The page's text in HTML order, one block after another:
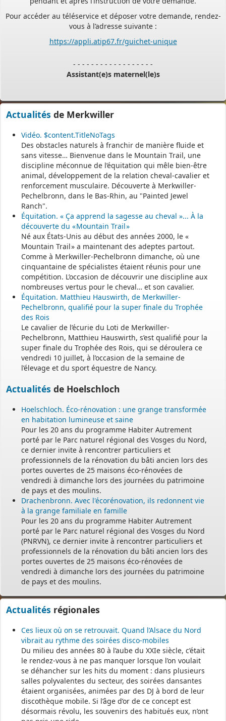
https://appli.atip67.fr/guichet-unique
- - - - - - - - - - - - - - - - - -
et MAM par commune sur le site :https://www.bas-rhin.fr/carte-
assistants-maternels-bas-rhin/
Il est mis à jour tous les vendredis.
Le sitehttps://monenfant.fr/ de la CAF présente les disponibilités
des assistants maternels.
- - - - - - - - - - - - - - - - - -
Le secrétariat est fermé le samedi matin.
Une permanence est assurée par le maire, sur rendez-vous.
Actualités de Merkwiller
Vidéo. $content.TitleNoTags
Des obstacles naturels à franchir de manière fluide et
sans vitesse… Bienvenue dans le Mountain Trail, une
discipline méconnue de l’équitation qui mêle bien-être
animal, développement de la relation cheval-cavalier et
renforcement musculaire. Découverte à Merkwiller-
Pechelbronn, dans le Bas-Rhin, au "Painted Jewel
Ranch".
Équitation. « Ça apprend la sagesse au cheval »... À la
découverte du « Mountain Trail »
Né aux États-Unis au début des années 2000, le «
Mountain Trail » a maintenant des adeptes partout.
Comme à Merkwiller-Pechelbronn dimanche, où une
cinquantaine de spécialistes étaient réunis pour une
compétition. L’occasion de découvrir une discipline aux
nombreuses vertus pour le cheval… et son cavalier.
Équitation. Matthieu Hauswirth, de Merkwiller-
Pechelbronn, qualifié pour la super finale du Trophée
des Rois
Le cavalier de l’écurie du Loti de Merkwiller-
Pechelbronn, Matthieu Hauswirth, s’est qualifié pour la
super finale du Trophée des Rois, qui se déroulera ce
vendredi 10 juillet, à l’occasion de la semaine de
l’élevage et du sport équestre de Nancy.
Actualités de Hoelschloch
Hoelschloch. Éco-rénovation : une grange transformée
en habitation lumineuse et saine
Pour les 20 ans du programme Habiter Autrement
porté par le Parc naturel régional des Vosges du Nord,
ce dernier invite à rencontrer particuliers et
professionnels de la rénovation du bâti ancien lors des
portes ouvertes de 25 maisons éco-rénovées de
vendredi à dimanche lors des journées du patrimoine
de pays et des moulins.
Drachenbronn. Avec l'écorénovation, ils redonnent vie
à la grange familiale en famille
Pour les 20 ans du programme Habiter Autrement
porté par le Parc naturel régional des Vosges du Nord
(PNRVN), ce dernier invite à rencontrer particuliers et
professionnels de la rénovation du bâti ancien lors des
portes ouvertes de 25 maisons éco-rénovées de
vendredi à dimanche lors des journées du patrimoine
de pays et des moulins.
Actualités régionales
Ces lieux où on se retrouvait. Quand l’Alsace du Nord
vibrait au rythme des soirées disco-mobiles
Du milieu des années 80 à l’aube du XXIe siècle, c’était
le rendez-vous à ne pas manquer lorsque l’on voulait
se déhancher sur les hits du moment : dans plusieurs
salles polyvalentes du secteur, des soirées dansantes
étaient organisées, animées par des DJ à bord de leur
discothèque mobile. Si l’âge d’or de ce concept est
désormais révolu, les souvenirs des habitués eux, n’ont